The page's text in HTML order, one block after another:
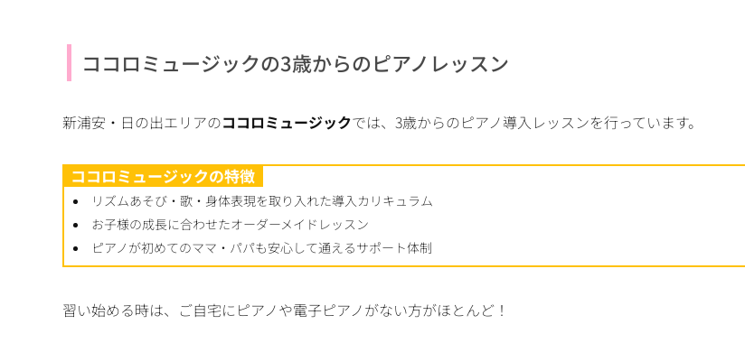
ココロミュージックの3歳からのピアノレッスン
新浦安・日の出エリアのココロミュージックでは、3歳からのピアノ導入レッスンを行っています。
ココロミュージックの特徴
リズムあそび・歌・身体表現を取り入れた導入カリキュラム
お子様の成長に合わせたオーダーメイドレッスン
ピアノが初めてのママ・パパも安心して通えるサポート体制
習い始める時は、ご自宅にピアノや電子ピアノがない方がほとんど！